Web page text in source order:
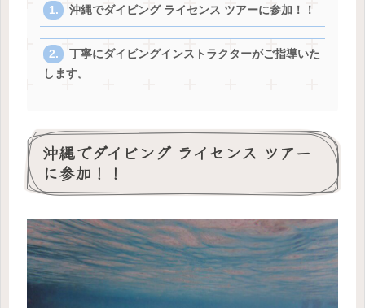
沖縄でダイビング ライセンス ツアーに参加！！
丁寧にダイビングインストラクターがご指導いた
します。
沖縄でダイビング ライセンス ツアー
に参加！！